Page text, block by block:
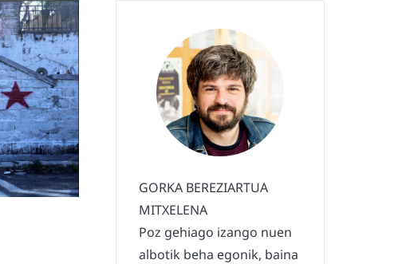
GORKA BEREZIARTUA
MITXELENA
Poz gehiago izango nuen
albotik beha egonik, baina